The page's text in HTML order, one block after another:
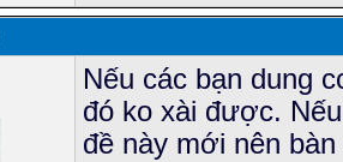
Nếu các bạn dung
đó ko xài được.
đề này mới nên bàn